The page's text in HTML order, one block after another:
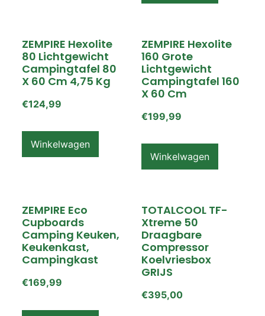
ZEMPIRE Hexolite
80 Lichtgewicht
Campingtafel 80
X 60 Cm 4,75 Kg
€124,99
Winkelwagen
ZEMPIRE Hexolite
160 Grote
Lichtgewicht
Campingtafel 160
X 60 Cm
€199,99
Winkelwagen
ZEMPIRE Eco
Cupboards
Camping Keuken,
Keukenkast,
Campingkast
€169,99
TOTALCOOL TF-
Xtreme 50
Draagbare
Compressor
Koelvriesbox
GRIJS
€395,00